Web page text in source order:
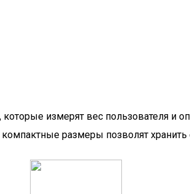
измерят вес пользователя
размеры позволят